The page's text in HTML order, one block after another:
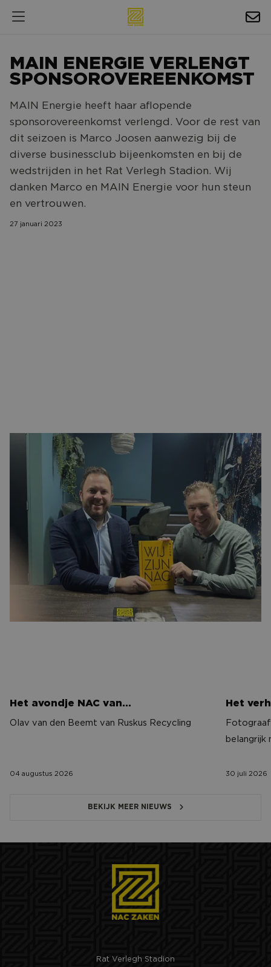
EXPOSURE
AGENDA
NAC ZAKELIJK
MAGAZINES
FOTO'S & VIDEO'S
HORECA
MAIN ENERGIE VERLENGT
SPONSOROVEREENKOMST
MAIN Energie heeft haar aflopende
sponsorovereenkomst verlengd. Voor de rest van
dit seizoen is Marco Joosen aanwezig bij de
diverse businessclub bijeenkomsten en bij de
wedstrijden in het Rat Verlegh Stadion. Wij
danken Marco en MAIN Energie voor hun steun
en vertrouwen.
27 januari 2023
Neem een bezoekje aan de website van MAIN Energie
MEER NIEUWS
Het avondje NAC van…
Olav van den Beemt van Ruskus Recycling
04 augustus 2026
Het avondje NAC van…
Het
belangrijk
30 juli 2026
Het
BEKIJK MEER NIEUWS
Rat Verlegh Stadion